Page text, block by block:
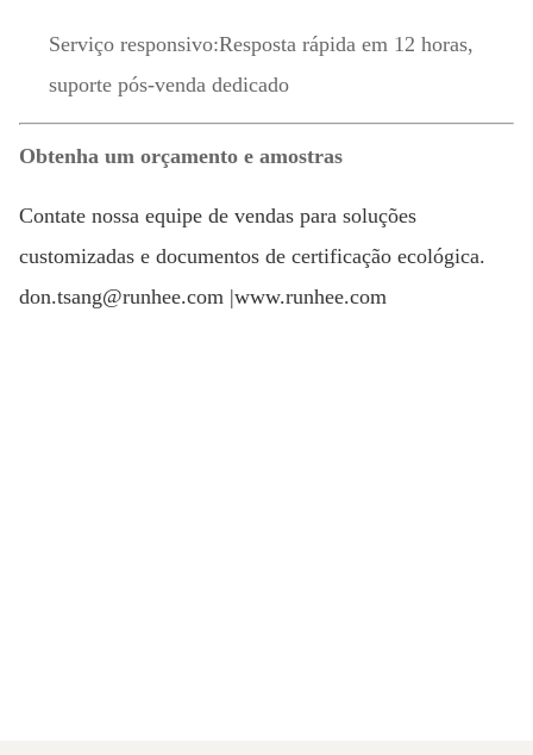
Serviço responsivo:Resposta rápida em 12 horas,
suporte pós-venda dedicado
Obtenha um orçamento e amostras
Contate nossa equipe de vendas para soluções
customizadas e documentos de certificação ecológica.
don.tsang@runhee.com |www.runhee.com